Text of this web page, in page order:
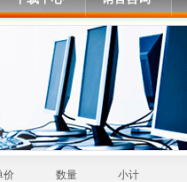
数量 小计